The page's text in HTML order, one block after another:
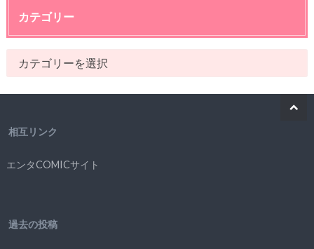
カテゴリー
相互リンク
エンタCOMICサイト
過去の投稿